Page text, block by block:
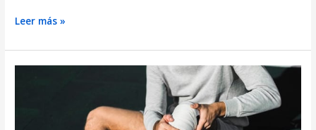
Lesiones
la
Leer más »